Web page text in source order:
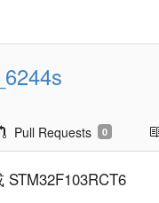
Pull Requests 0
STM32F103RCT6